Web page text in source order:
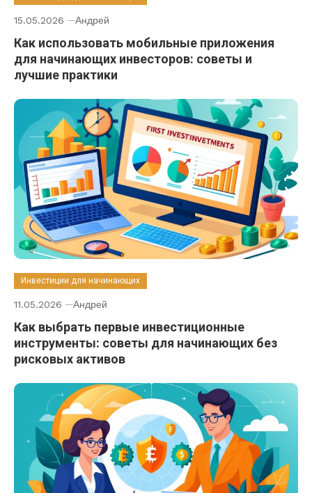
15.05.2026 Андрей
Как использовать мобильные приложения
для начинающих инвесторов: советы и
лучшие практики
Инвестиции для начинающих
11.05.2026 Андрей
Как выбрать первые инвестиционные
инструменты: советы для начинающих без
рисковых активов